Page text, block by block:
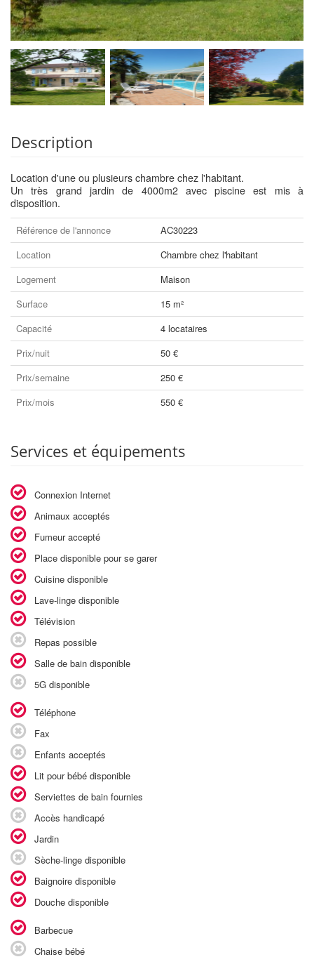
Description
Location d'une ou plusieurs chambre chez l'habitant.
Un très grand jardin de 4000m2 avec piscine est mis à
disposition.
Référence de l'annonce
AC30223
Location
Chambre chez l'habitant
Logement
Maison
Surface
15 m²
Capacité
4 locataires
Prix/nuit
50 €
Prix/semaine
250 €
Prix/mois
550 €
Services et équipements
Connexion Internet
Animaux acceptés
Fumeur accepté
Place disponible pour se garer
Cuisine disponible
Lave-linge disponible
Télévision
Repas possible
Salle de bain disponible
5G disponible
Téléphone
Fax
Enfants acceptés
Lit pour bébé disponible
Serviettes de bain fournies
Accès handicapé
Jardin
Sèche-linge disponible
Baignoire disponible
Douche disponible
Barbecue
Chaise bébé